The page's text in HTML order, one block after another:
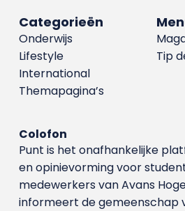
Tip
Categorieën
Onderwijs
Lifestyle
International
Themapagina’s
Colofon
Punt is het onafhankelijke
en opinievorming voor
medewerkers van Avans
informeert de gemeenschap